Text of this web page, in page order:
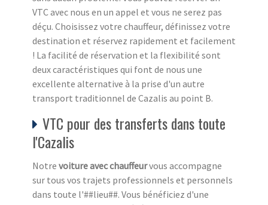
VTC avec nous en un appel et vous ne serez pas
déçu. Choisissez votre chauffeur, définissez votre
destination et réservez rapidement et facilement
! La facilité de réservation et la flexibilité sont
deux caractéristiques qui font de nous une
excellente alternative à la prise d'un autre
transport traditionnel de Cazalis au point B.
VTC pour des transferts dans toute
l'Cazalis
Notre voiture avec chauffeurvous accompagne
sur tous vos trajets professionnels et personnels
dans toute l'##lieu##. Vous bénéficiez d'une